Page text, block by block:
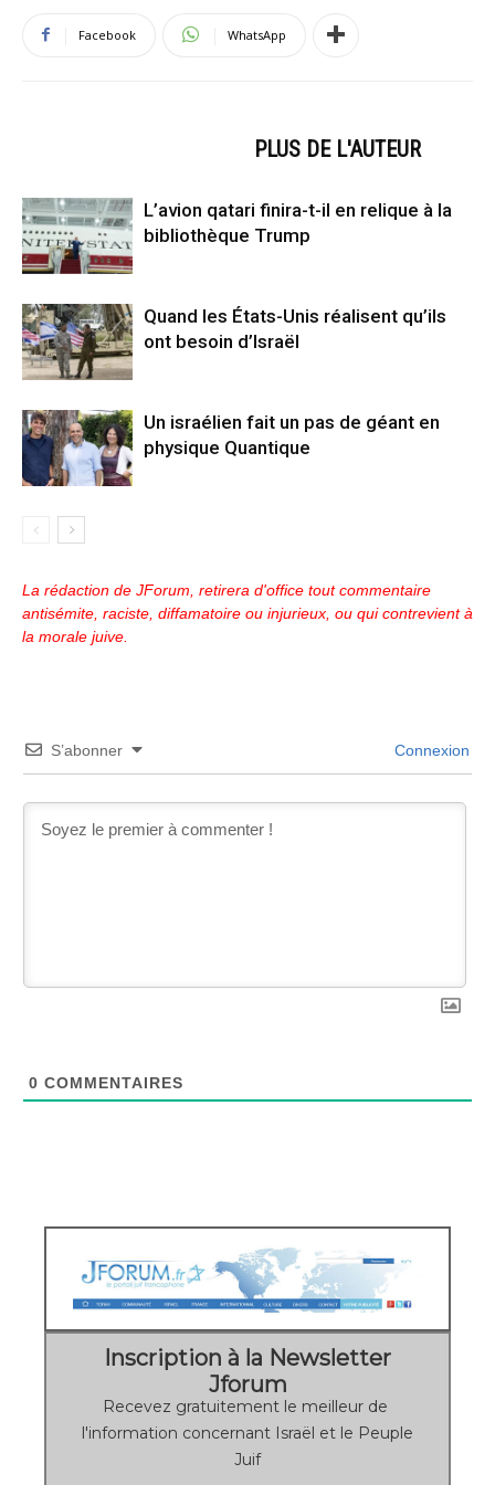
Facebook WhatsApp
PLUS DE L'AUTEUR
L’avion qatari finira-t-il en relique à la
bibliothèque Trump
Quand les États-Unis réalisent qu’ils
ont besoin d’Israël
Un israélien fait un pas de géant en
physique Quantique
La rédaction de JForum, retirera d'office tout commentaire
antisémite, raciste, diffamatoire ou injurieux, ou qui contrevient à
la morale juive.
S’abonner Connexion
0 COMMENTAIRES
Inscription à la Newsletter
Jforum
Recevez gratuitement le meilleur de
l'information concernant Israël et le Peuple
Juif